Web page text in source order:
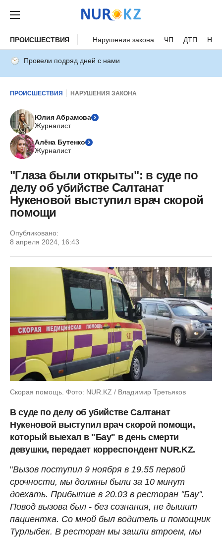
ПРОИСШЕСТВИЯ Нарушения закона ЧП ДТП
Провели подряд дней с нами
ПРОИСШЕСТВИЯ НАРУШЕНИЯ ЗАКОНА
Юлия Абрамова
Журналист
Алёна Бутенко
Журналист
"Глаза были открыты": в суде по
делу об убийстве Салтанат
Нукеновой выступил врач скорой
помощи
Опубликовано:
8 апреля 2024, 16:43
Скорая помощь. Фото: NUR.KZ / Владимир Третьяков
В суде по делу об убийстве Салтанат
Нукеновой выступил врач скорой помощи,
который выехал в "Бау" в день смерти
девушки, передает корреспондент NUR.KZ.
"Вызов поступил 9 ноября в 19.55 первой
срочности, мы должны были за 10 минут
доехать. Прибытие в 20.03 в ресторан "Бау".
Повод вызова был - без сознания, не дышит
пациентка. Со мной был водитель и помощник
Турлыбек. В ресторан мы зашли втроем, мы